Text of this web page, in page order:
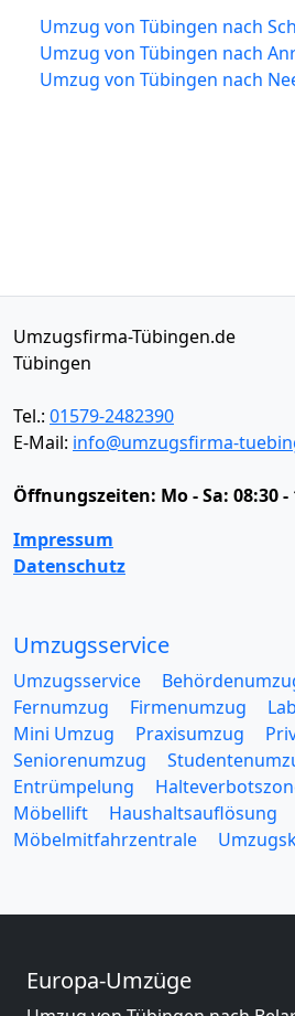
Umzug von Tübingen nach
Umzug von Tübingen nach
Umzug von Tübingen nach
Umzugsfirma-Tübingen.de
Tübingen
Tel.: 01579-2482390
E-Mail: info@umzugsfirma-
Öffnungszeiten: Mo - Sa: 08:30
Impressum
Datenschutz
Umzugsservice
Umzugsservice
Fernumzug
Firmenumzug
Mini Umzug
Praxisumzug
Seniorenumzug
Entrümpelung
Möbellift
Haushaltsauflösung
Möbelmitfahrzentrale
Europa-Umzüge